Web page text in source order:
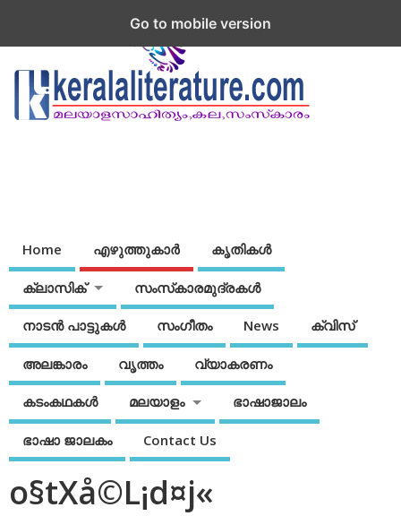
Home എഴുത്തുകാര്‍ കൃതികൾ
ക്ലാസിക് സംസ്‌കാരമുദ്രകള്‍
നാടന്‍ പാട്ടുകള്‍ സംഗീതം News ക്വിസ്
അലങ്കാരം വൃത്തം വ്യാകരണം
കടംകഥകള്‍ മലയാളം ഭാഷാജാലം
ഭാഷാ ജാലകം Contact Us
o§tXå©L¡d¤j«
Go to mobile version